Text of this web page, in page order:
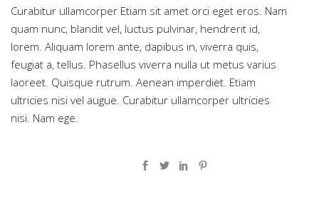
Curabitur ullamcorper Etiam sit amet orci eget eros. Nam
quam nunc, blandit vel, luctus pulvinar, hendrerit id,
lorem. Aliquam lorem ante, dapibus in, viverra quis,
feugiat a, tellus. Phasellus viverra nulla ut metus varius
laoreet. Quisque rutrum. Aenean imperdiet. Etiam
ultricies nisi vel augue. Curabitur ullamcorper ultricies
nisi. Nam ege.